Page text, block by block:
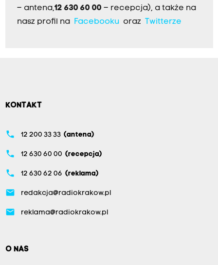
– antena,12 630 60 00 – recepcja), a także na
nasz profil na Facebookuoraz Twitterze
KONTAKT
phone 12 200 33 33 (antena)
phone 12 630 60 00 (recepcja)
phone 12 630 62 06 (reklama)
email redakcja@radiokrakow.pl
email reklama@radiokrakow.pl
O NAS